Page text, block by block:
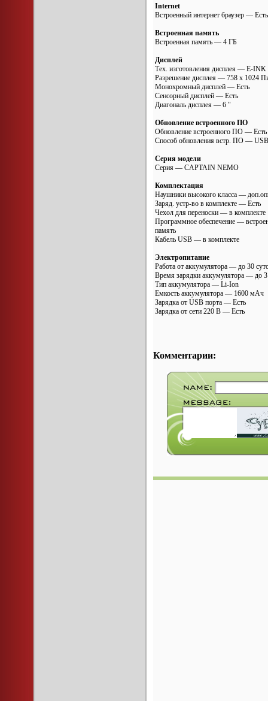
Internet
Встроенный интернет браузер — Есть
Встроенная память
Встроенная память — 4 ГБ
Дисплей
Тех. изготовления дисплея — E-INK
Разрешение дисплея — 758 x 1024
Монохромный дисплей — Есть
Сенсорный дисплей — Есть
Диагональ дисплея — 6 "
Обновление встроенного ПО
Обновление встроенного ПО — Есть
Способ обновления встр. ПО — USB
Серия модели
Серия — CAPTAIN NEMO
Комплектация
Наушники высокого класса —
Заряд. устр-во в комплекте — Есть
Чехол для переноски — в комплекте
Программное обеспечение —
память
Кабель USB — в комплекте
Электропитание
Работа от аккумулятора — до 30
Время зарядки аккумулятора — до 3
Тип аккумулятора — Li-Ion
Емкость аккумулятора — 1600 мАч
Зарядка от USB порта — Есть
Зарядка от сети 220 В — Есть
Комментарии: